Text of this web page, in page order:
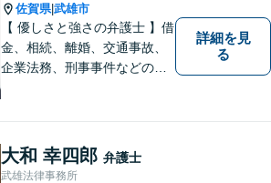
佐賀県|武雄市
【 優しさと強さの弁護士 】借
金、相続、離婚、交通事故、
企業法務、刑事事件などのご
チーム体制による迅速で最適
なリーガルサービスを提供い
たします。
詳細を見
る
大和 幸四郎 弁護士
武雄法律事務所